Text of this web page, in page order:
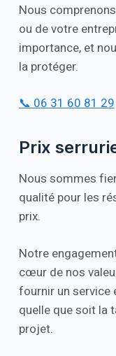
Nous
ou de votre
importance, et
la protéger.
📞 06 31 60 81 29
Prix
Nous sommes
qualité pour les
prix.
Notre
cœur de nos
fournir un service
quelle que soit la
projet.